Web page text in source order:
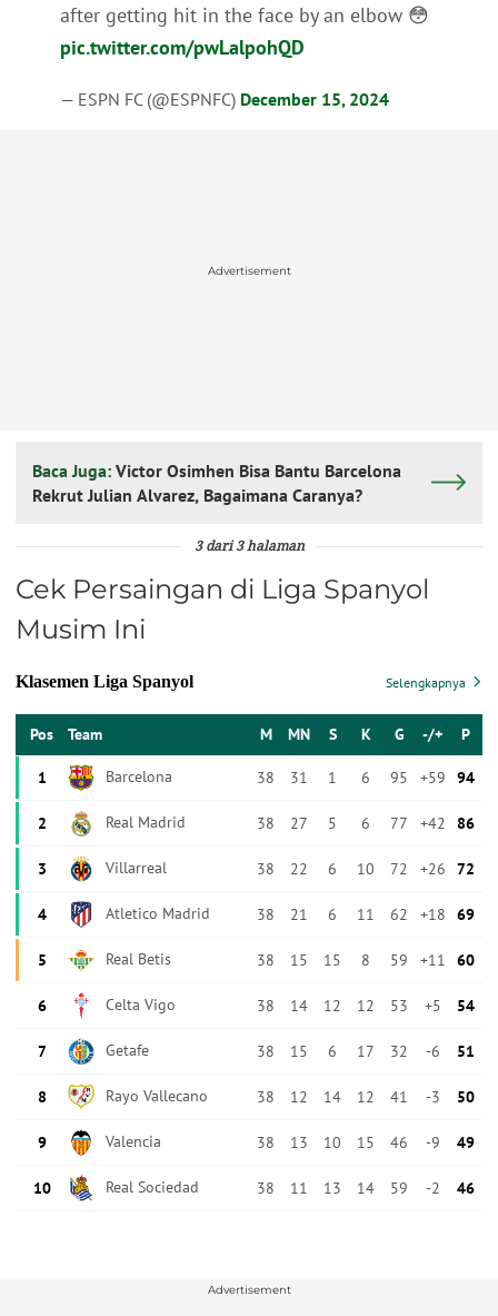
after getting hit in the face by an elbow 😳
pic.twitter.com/pwLalpohQD
— ESPN FC (@ESPNFC) December 15, 2024
Advertisement
Baca Juga: Victor Osimhen Bisa Bantu Barcelona
Rekrut Julian Alvarez, Bagaimana Caranya?
3 dari 3 halaman
Cek Persaingan di Liga Spanyol
Musim Ini
Advertisement